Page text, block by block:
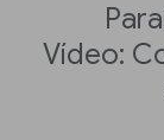
Vídeo: